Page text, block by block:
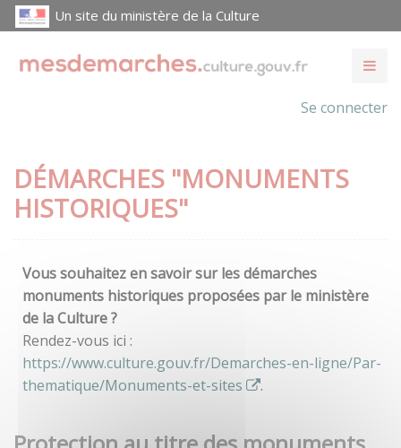
Un site du ministère de la Culture
Se connecter
DÉMARCHES "MONUMENTS
HISTORIQUES"
Vous souhaitez en savoir sur les démarches
monuments historiques proposées par le ministère
de la Culture ?
Rendez-vous ici :
https://www.culture.gouv.fr/Demarches-en-ligne/Par-
thematique/Monuments-et-sites
.